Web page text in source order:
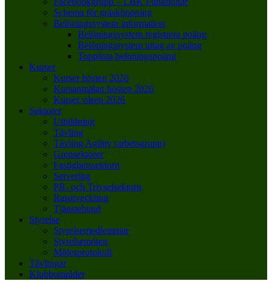
Schema för gräsklippning
Belöningssystem information
Belöningssystem registrera poäng
Belöningssystem uttag av poäng
Topplista belöningspoäng
Kurser
Kurser hösten 2026
Kursanmälan hösten 2026
Kurser våren 2026
Sektorer
Utbildning
Tävling
Tävling Agility (arbetsgrupp)
Grensektorer
Fastighetssektorn
Servering
PR- och Trivselsektorn
Rasutveckling
Tjänstehund
Styrelse
Styrelsemedlemmar
Styrelsemöten
Mötesprotokoll
Tävlingar
Klubbområdet